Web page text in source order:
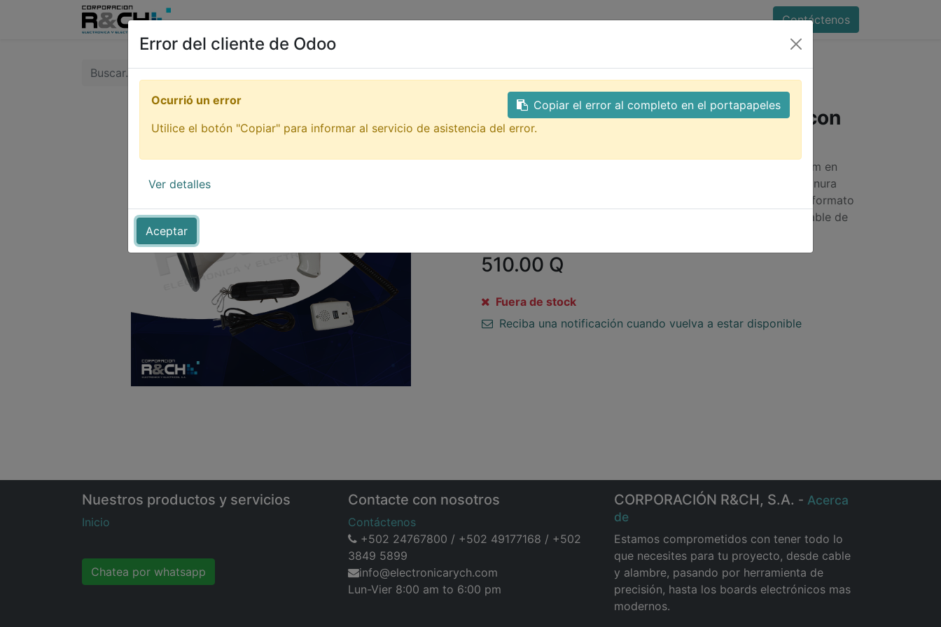
Inicio Tienda Tutoriales Contacto Contáctenos
GTQ
Todos los productos
SK-56UB-RB megafono 50W max con microfono
SK-56UB-RB megafono 50W max con
microfono
megafono tipo patrullero 50W máximo, 25W RMS, hasta un 1km en
áreas libres 730 metros áreas cerradas, incluye micrófono y ranura
para memoria USB, no mayor a 6Gb para escuchar música en formato
Mp3, incluye cable para conectar a AC, incluye batería recargable de
510.00 Q
Fuera de stock
Reciba una notificación cuando vuelva a estar disponible
Nuestros productos y servicios
Inicio
Chatea por whatsapp
Contacte con nosotros
Contáctenos
+502 24767800 / +502 49177168 / +502
3849 5899
info@electronicarych.com
Lun-Vier 8:00 am to 6:00 pm
CORPORACIÓN R&CH, S.A. - Acerca
de
Estamos comprometidos con tener todo lo
que necesites para tu proyecto, desde cable
y alambre, pasando por herramienta de
precisión, hasta los boards electrónicos mas
modernos.
Error del cliente de Odoo
Aceptar
Copiar el error al completo en el portapapeles
Ocurrió un error
Utilice el botón "Copiar" para informar al servicio de asistencia del error.
Ver detalles